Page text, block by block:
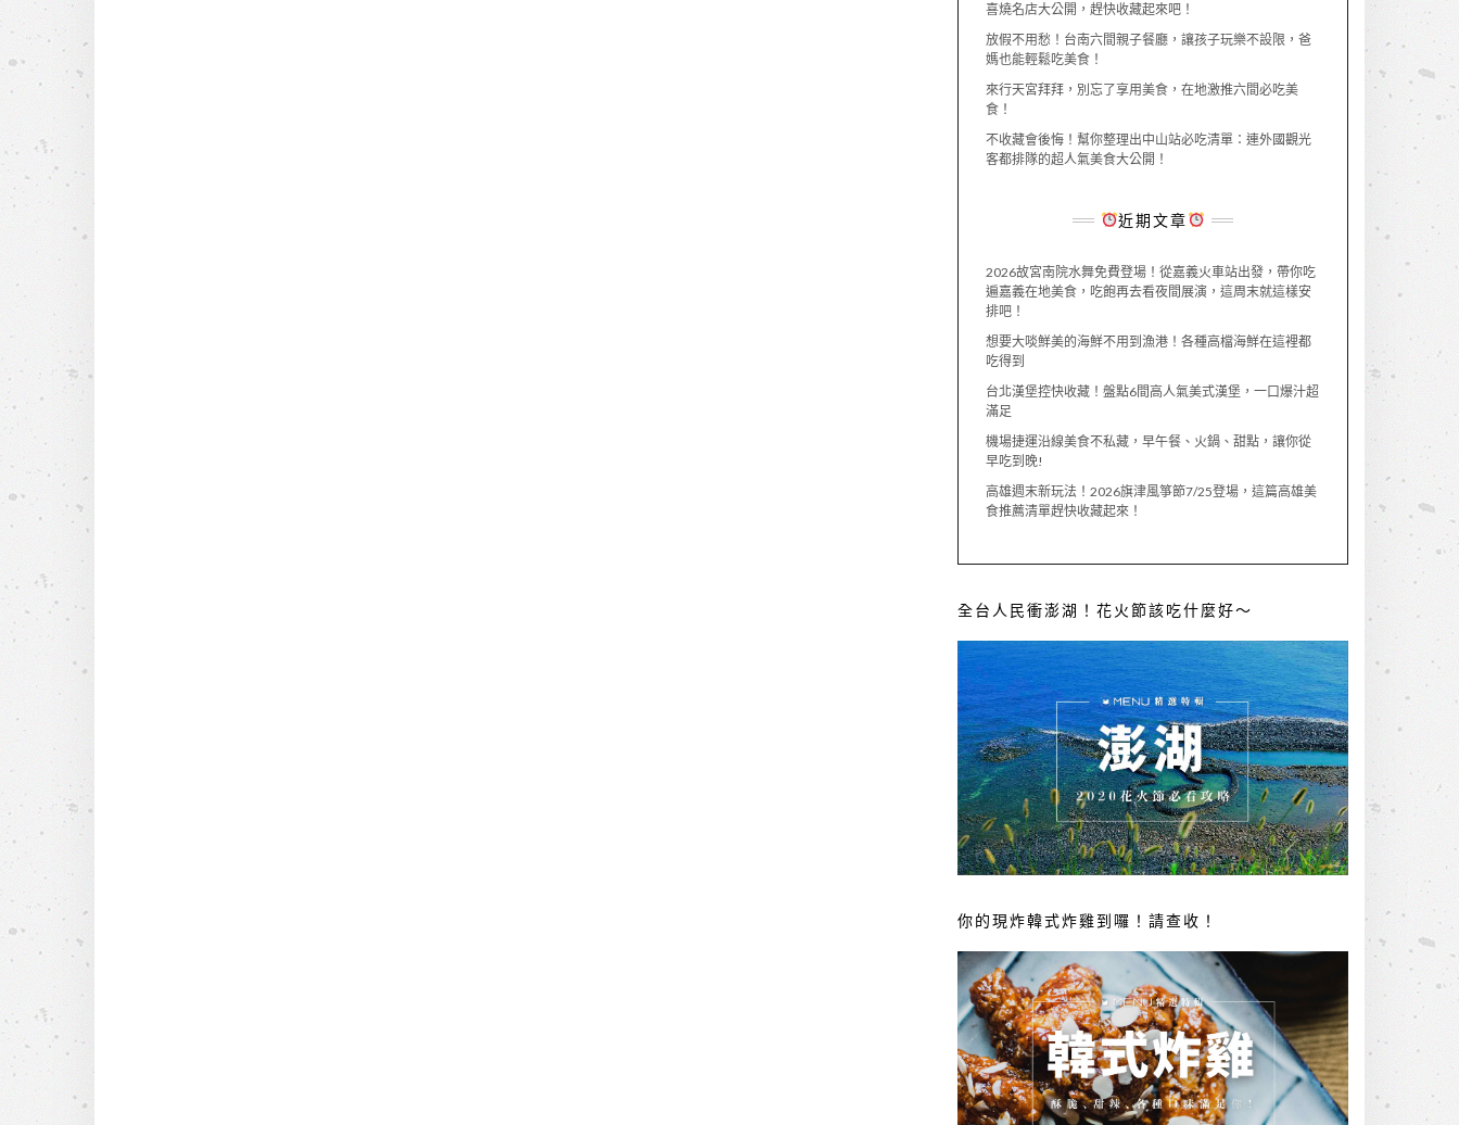
喜燒名店大公開，趕快收藏起來吧！
放假不用愁！台南六間親子餐廳，讓孩子玩樂不設限，爸
媽也能輕鬆吃美食！
來行天宮拜拜，別忘了享用美食，在地激推六間必吃美
食！
不收藏會後悔！幫你整理出中山站必吃清單：連外國觀光
客都排隊的超人氣美食大公開！
近期文章
2026故宮南院水舞免費登場！從嘉義火車站出發，帶你吃
遍嘉義在地美食，吃飽再去看夜間展演，這周末就這樣安
排吧！
想要大啖鮮美的海鮮不用到漁港！各種高檔海鮮在這裡都
吃得到
台北漢堡控快收藏！盤點6間高人氣美式漢堡，一口爆汁超
滿足
機場捷運沿線美食不私藏，早午餐、火鍋、甜點，讓你從
早吃到晚!
高雄週末新玩法！2026旗津風箏節7/25登場，這篇高雄美
食推薦清單趕快收藏起來！
全台人民衝澎湖！花火節該吃什麼好～
你的現炸韓式炸雞到囉！請查收！